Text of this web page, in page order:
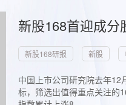
新股168首迎成
新股168研报 新股
中国上市公司研究院去年
标，筛选出值得重点关注的